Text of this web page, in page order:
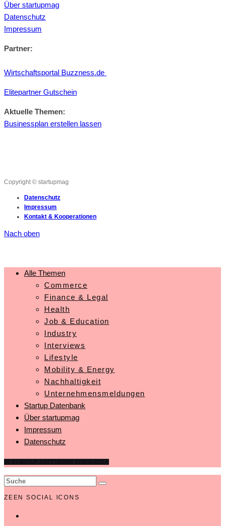
Über startupmag
Datenschutz
Impressum
Partner:
Wirtschaftsportal Buzzness.de
Elitepartner Gutschein
Aktuelle Themen:
Businessplan erstellen lassen
Copyright © startupmag
Datenschutz
Impressum
Kontakt & Kooperationen
Nach oben
Alle Themen
Commerce
Finance & Legal
Health
Job & Education
Industry
Interviews
Lifestyle
Mobility & Energy
Nachhaltigkeit
Unternehmensmeldungen
Startup Datenbank
Über startupmag
Impressum
Datenschutz
ZEEN SOCIAL ICONS